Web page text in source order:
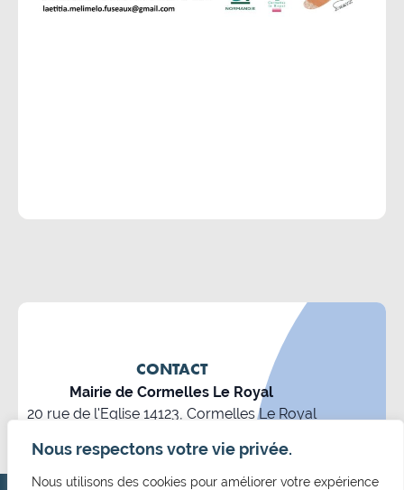
Nous respectons votre vie privée.
Nous utilisons des cookies pour améliorer votre expérience
CONTACT
Mairie de Cormelles Le Royal
20 rue de l'Eglise 14123, Cormelles Le Royal
mairie@cormellesleroyal.fr
NOUS CONTACTER